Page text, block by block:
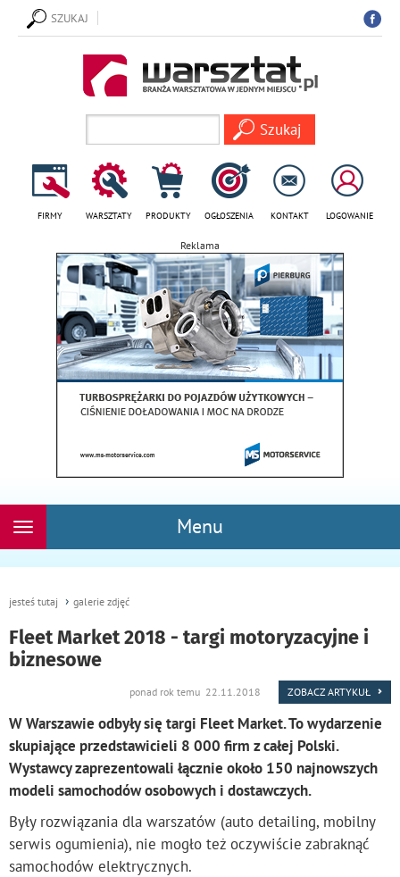
SZUKAJ
FIRMY WARSZTATY PRODUKTY OGŁOSZENIA KONTAKT LOGOWANIE
Reklama
Menu
Rozwiń
jesteś tutaj galerie zdjęć
Fleet Market 2018 - targi motoryzacyjne i
biznesowe
ponad rok temu 22.11.2018 ZOBACZ ARTYKUŁ
W Warszawie odbyły się targi Fleet Market. To wydarzenie
skupiające przedstawicieli 8 000 firm z całej Polski.
Wystawcy zaprezentowali łącznie około 150 najnowszych
modeli samochodów osobowych i dostawczych.
Były rozwiązania dla warszatów (auto detailing, mobilny
serwis ogumienia), nie mogło też oczywiście zabraknąć
samochodów elektrycznych.